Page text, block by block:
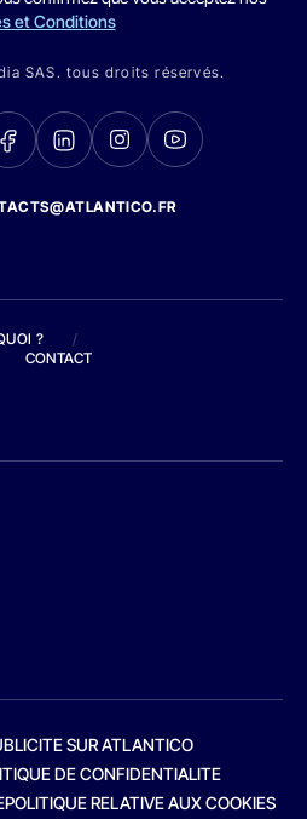
et Conditions
SAS. tous droits réservés.
?
/
CONTACT
SUR ATLANTICO
DE CONFIDENTIALITE
POLITIQUE RELATIVE AUX COOKIES